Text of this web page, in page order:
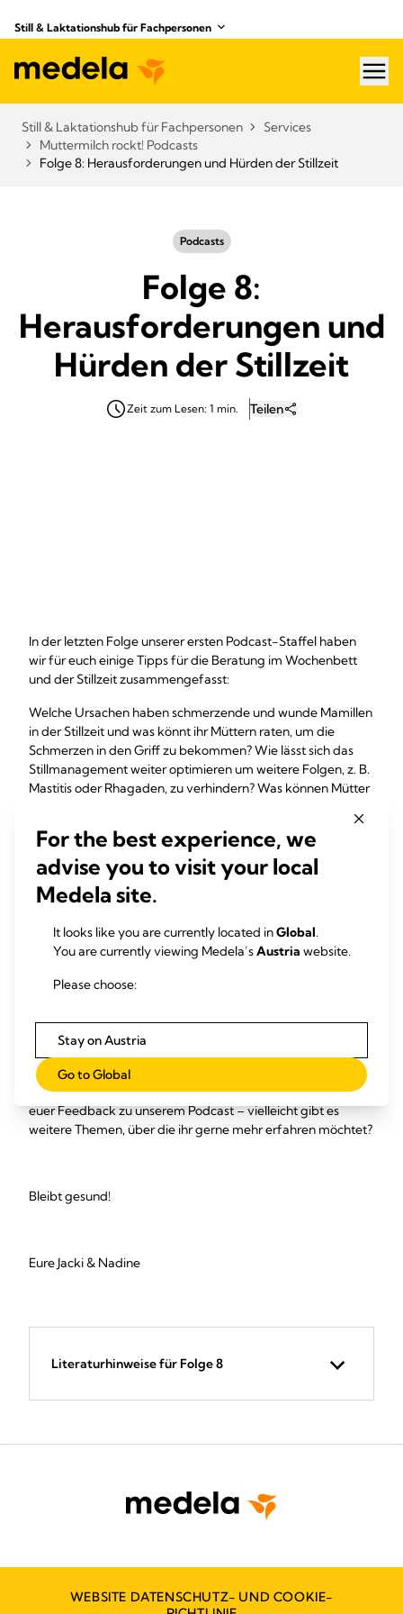
Still & Laktationshub für Fachpersonen
Still & Laktationshub für Fachpersonen
Services
Muttermilch rockt! Podcasts
Folge 8: Herausforderungen und Hürden der Stillzeit
Podcasts
Folge 8:
Herausforderungen und
Hürden der Stillzeit
Zeit zum Lesen: 1 min. Teilen
In der letzten Folge unserer ersten Podcast-Staffel haben
wir für euch einige Tipps für die Beratung im Wochenbett
und der Stillzeit zusammengefasst:
Welche Ursachen haben schmerzende und wunde Mamillen
in der Stillzeit und was könnt ihr Müttern raten, um die
Schmerzen in den Griff zu bekommen? Wie lässt sich das
Stillmanagement weiter optimieren um weitere Folgen, z. B.
Mastitis oder Rhagaden, zu verhindern? Was können Mütter
Wie lässt sich die Stillbeziehung fortführen, wenn die Mutter
wieder in ihren Beruf einsteigt? Wir haben einige Infos und
euch zusammengetragen, die sich im beruflichen Alltag
aber auch in der Freizeit einfach umsetzen lassen.* So
Hört rein aufSpotify
Wir freuen uns auf eure Fragen und Anregungen! Schreibt
uns dafür gerne in unseren Gruppen „Hebamme im Einsatz“
aufFacebookundInstagram. Besonders interessiert uns
euer Feedback zu unserem Podcast – vielleicht gibt es
weitere Themen, über die ihr gerne mehr erfahren möchtet?
Bleibt gesund!
Eure Jacki & Nadine
Literaturhinweise für Folge 8
WEBSITE DATENSCHUTZ- UND COOKIE-
For the best experience, we
advise you to visit your local
Medela site.
It looks like you are currently located inGlobal.
You are currently viewing Medela’sAustria website.
Please choose:
Stay on Austria
Go to Global